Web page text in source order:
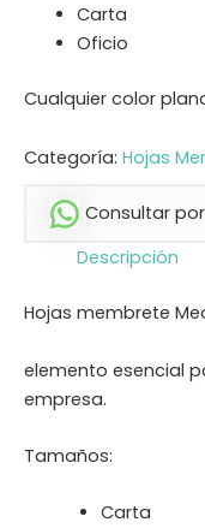
Carta
Oficio
Cualquier color
Categoría: Hojas
Consultar
Descripción
Hojas membrete
elemento esencial
empresa.
Tamaños:
Carta